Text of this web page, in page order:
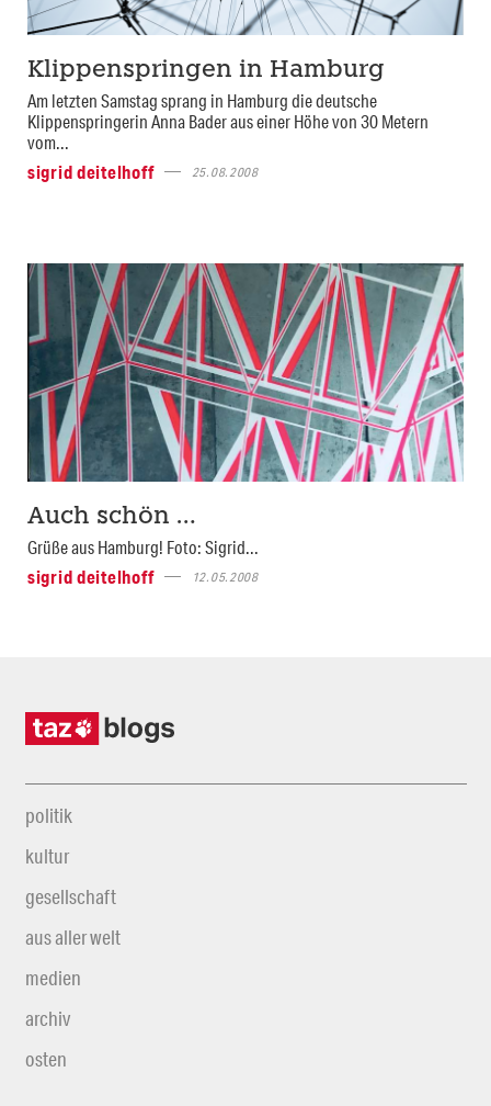
Klippenspringen in Hamburg
Am letzten Samstag sprang in Hamburg die deutsche
Klippenspringerin Anna Bader aus einer Höhe von 30 Metern
vom...
sigrid deitelhoff
25.08.2008
Auch schön …
Grüße aus Hamburg! Foto: Sigrid...
sigrid deitelhoff
12.05.2008
politik
kultur
gesellschaft
aus aller welt
medien
archiv
osten